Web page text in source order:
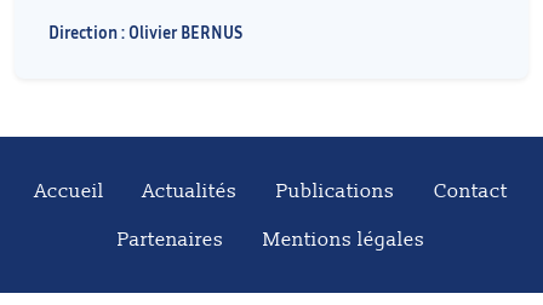
Direction : Olivier BERNUS
Accueil Actualités Publications
Contact
Partenaires
Mentions légales